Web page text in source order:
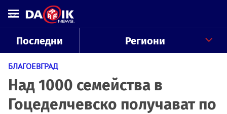
Последни Региони
БЛАГОЕВГРАД
Над 1000 семейства в
Гоцеделчевско получават по